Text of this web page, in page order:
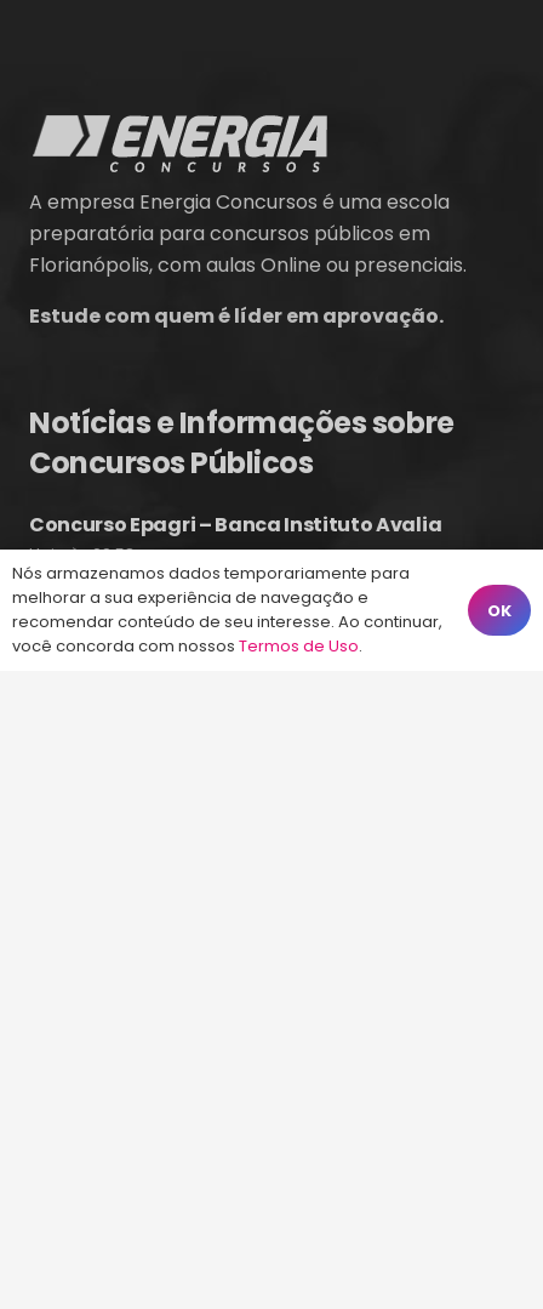
A empresa Energia Concursos é uma escola
preparatória para concursos públicos em
Florianópolis, com aulas Online ou presenciais.
Estude com quem é líder em aprovação.
Notícias e Informações sobre
Concursos Públicos
Concurso Epagri – Banca Instituto Avalia
Hoje às 09:58
Concurso CASAN – Contratando Banca
4 ago às 14:51
Concurso Guarda Municipal de Balneário
Nós armazenamos dados temporariamente para
melhorar a sua experiência de navegação e
recomendar conteúdo de seu interesse. Ao continuar,
você concorda com nossos Termos de Uso.
OK